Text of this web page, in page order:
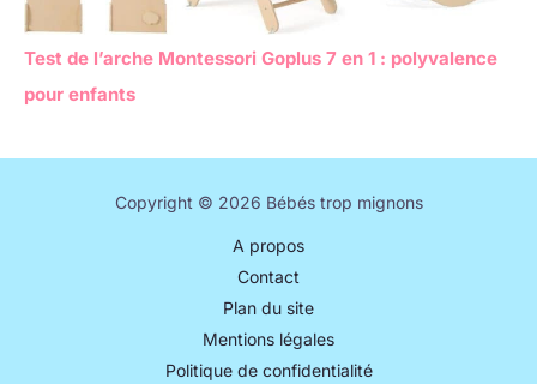
Test de l’arche Montessori Goplus 7 en 1 : polyvalence
pour enfants
Copyright © 2026 Bébés trop mignons
A propos
Contact
Plan du site
Mentions légales
Politique de confidentialité